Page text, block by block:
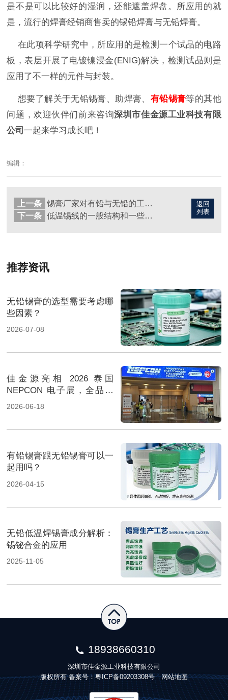
是不是可以比较好的湿润，还能遮盖焊盘。所应用的就
是，流行的焊膏经销商售卖的锡铅焊膏与无铅焊膏。
在此项科学研究中，所应用的是检测一个试品的电路
板，表层开展了电镀镍浸金(ENIG)解决，检测试品则是
应用了不一样的元件与封装。
想要了解关于无铅锡膏、助焊膏、 有铅锡膏等的其他
问题，欢迎伙伴们前来咨询深圳市佳金源工业科技有限
公司一起来学习成长吧！
编辑：
返回
列表
上一条
锡膏厂家对有铅与无铅的工艺趋势简介
下一条
低温锡线的一般结构和一些用途
推荐资讯
无铅锡膏的选型需要考虑哪
些因素？
2026-07-08
佳金源亮相 2026 泰国
NEPCON 电子展，全品类
焊料重磅展出，高性能锡膏
2026-06-18
有铅锡膏跟无铅锡膏可以一
起用吗？
2026-04-15
无铅低温焊锡膏成分解析：
锡铋合金的应用
2025-11-05
18938660310
深圳市佳金源工业科技有限公司
版权所有 备案号：粤ICP备09203308号 网站地图